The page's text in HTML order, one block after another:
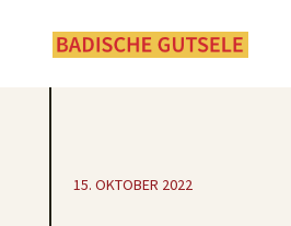
15. OKTOBER 2022